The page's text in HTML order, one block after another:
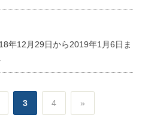
年12月29日から2019年1月6日ま
3 4 »